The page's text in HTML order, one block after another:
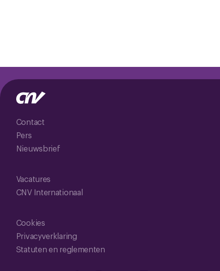
Contact
Pers
Nieuwsbrief
Vacatures
CNV Internationaal
Cookies
Privacyverklaring
Statuten en reglementen